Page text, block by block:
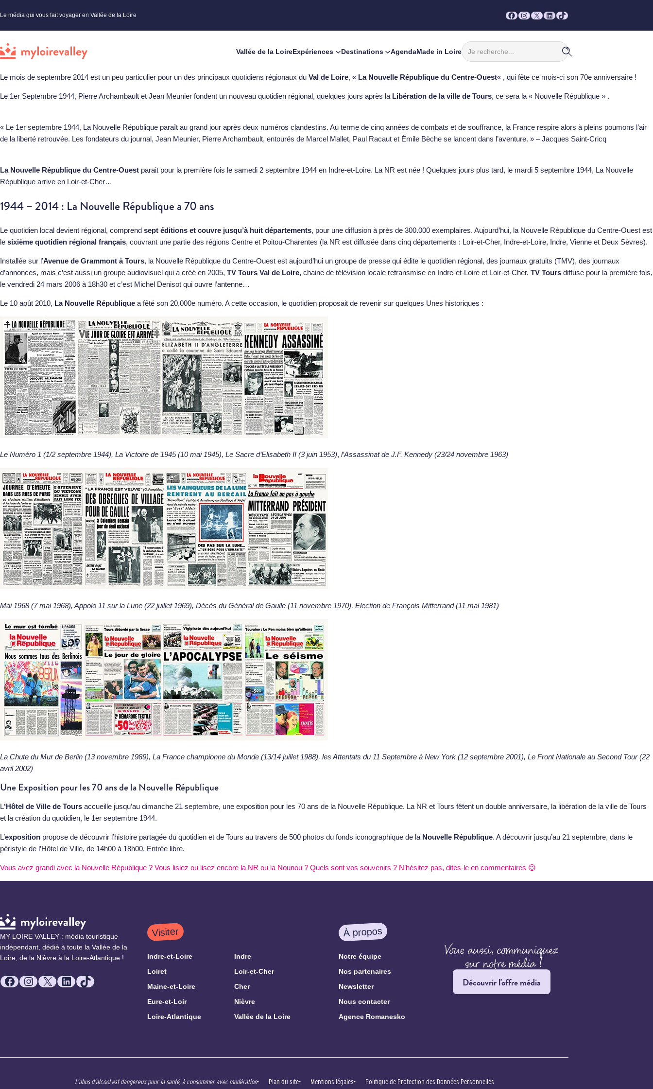
Le média qui vous fait voyager en Vallée de la Loire Facebook
Instagram
X LinkedIn
TikTok
Vallée de la LoireExpériences Destinations AgendaMade in Loire
Rechercher
Le mois de septembre 2014 est un peu particulier pour un des principaux quotidiens régionaux du Val de Loire, « La Nouvelle République du Centre-Ouest« , qui fête ce mois-ci son 70e anniversaire !
Le 1er Septembre 1944, Pierre Archambault et Jean Meunier fondent un nouveau quotidien régional, quelques jours après la Libération de la ville de Tours, ce sera la « Nouvelle République » .
« Le 1er septembre 1944, La Nouvelle République paraît au grand jour après deux numéros clandestins. Au terme de cinq années de combats et de souffrance, la France respire alors à pleins poumons l’air
de la liberté retrouvée. Les fondateurs du journal, Jean Meunier, Pierre Archambault, entourés de Marcel Mallet, Paul Racaut et Émile Bèche se lancent dans l’aventure. » – Jacques Saint-Cricq
La Nouvelle République du Centre-Ouest parait pour la première fois le samedi 2 septembre 1944 en Indre-et-Loire. La NR est née ! Quelques jours plus tard, le mardi 5 septembre 1944, La Nouvelle
République arrive en Loir-et-Cher…
1944 – 2014 : La Nouvelle République a 70 ans
Le quotidien local devient régional, comprend sept éditions et couvre jusqu’à huit départements, pour une diffusion à près de 300.000 exemplaires. Aujourd’hui, la Nouvelle République du Centre-Ouest est
le sixième quotidien régional français, couvrant une partie des régions Centre et Poitou-Charentes (la NR est diffusée dans cinq départements : Loir-et-Cher, Indre-et-Loire, Indre, Vienne et Deux Sèvres).
Installée sur l’Avenue de Grammont à Tours, la Nouvelle République du Centre-Ouest est aujourd’hui un groupe de presse qui édite le quotidien régional, des journaux gratuits (TMV), des journaux
d’annonces, mais c’est aussi un groupe audiovisuel qui a créé en 2005, TV Tours Val de Loire, chaine de télévision locale retransmise en Indre-et-Loire et Loir-et-Cher. TV Tours diffuse pour la première fois,
le vendredi 24 mars 2006 à 18h30 et c’est Michel Denisot qui ouvre l’antenne…
Le 10 août 2010, La Nouvelle République a fêté son 20.000e numéro. A cette occasion, le quotidien proposait de revenir sur quelques Unes historiques :
Le Numéro 1 (1/2 septembre 1944), La Victoire de 1945 (10 mai 1945), Le Sacre d’Elisabeth II (3 juin 1953), l’Assassinat de J.F. Kennedy (23/24 novembre 1963)
Mai 1968 (7 mai 1968), Appolo 11 sur la Lune (22 juillet 1969), Décès du Général de Gaulle (11 novembre 1970), Election de François Mitterrand (11 mai 1981)
La Chute du Mur de Berlin (13 novembre 1989), La France championne du Monde (13/14 juillet 1988), les Attentats du 11 Septembre à New York (12 septembre 2001), Le Front Nationale au Second Tour (22
avril 2002)
Une Exposition pour les 70 ans de la Nouvelle République
L‘Hôtel de Ville de Tours accueille jusqu’au dimanche 21 septembre, une exposition pour les 70 ans de la Nouvelle République. La NR et Tours fêtent un double anniversaire, la libération de la ville de Tours
et la création du quotidien, le 1er septembre 1944.
L’exposition propose de découvrir l’histoire partagée du quotidien et de Tours au travers de 500 photos du fonds iconographique de la Nouvelle République. A découvrir jusqu’au 21 septembre, dans le
péristyle de l’Hôtel de Ville, de 14h00 à 18h00. Entrée libre.
Vous avez grandi avec la Nouvelle République ? Vous lisiez ou lisez encore la NR ou la Nounou ? Quels sont vos souvenirs ? N’hésitez pas, dites-le en commentaires 😉
MY LOIRE VALLEY : média touristique
indépendant, dédié à toute la Vallée de la
Loire, de la Nièvre à la Loire-Atlantique !
Facebook
Instagram
X LinkedIn
TikTok
Visiter
Indre-et-Loire
Indre
Loiret
Loir-et-Cher
Maine-et-Loire
Cher
Eure-et-Loir
Nièvre
Loire-Atlantique
Vallée de la Loire
À propos
Notre équipe
Nos partenaires
Newsletter
Nous contacter
Agence Romanesko
Découvrir l'offre média
L’abus d’alcool est dangereux pour la santé, à consommer avec modération Plan du site Mentions légales Politique de Protection des Données Personnelles